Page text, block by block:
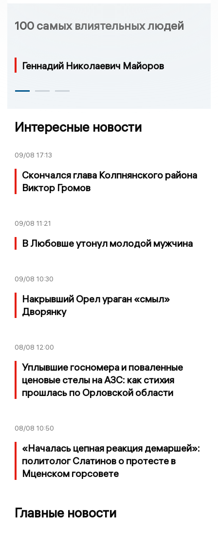
100 самых влиятельных людей
Геннадий Николаевич Майоров
Интересные новости
09/08 17:13
Скончался глава Колпнянского района
Виктор Громов
09/08 11:21
В Любовше утонул молодой мужчина
09/08 10:30
Накрывший Орел ураган «смыл»
Дворянку
08/08 12:00
Уплывшие госномера и поваленные
ценовые стелы на АЗС: как стихия
прошлась по Орловской области
08/08 10:50
«Началась цепная реакция демаршей»:
политолог Слатинов о протесте в
Мценском горсовете
Главные новости